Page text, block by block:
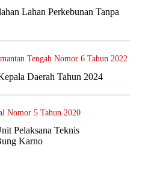
Lahan Perkebunan Tanpa
Tengah Nomor 6 Tahun 2022
Daerah Tahun 2024
Nomor 5 Tahun 2020
Pelaksana Teknis
Karno